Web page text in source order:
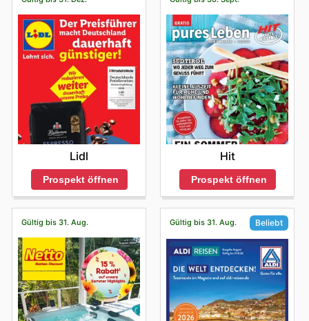
Gelegenheiten, um in den Geschäften zu sparen und die
besten Schnäppchen zu entdecken.
Lidl
Prospekt öffnen
Hit
Prospekt öffnen
Gültig bis 31. Aug. Gültig bis 31. Aug. Beliebt